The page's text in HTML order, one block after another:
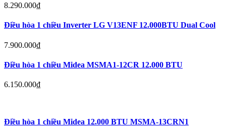
8.290.000₫
Điều hòa 1 chiều Inverter LG V13ENF 12.000BTU Dual Cool
7.900.000₫
Điều hòa 1 chiều Midea MSMA1-12CR 12.000 BTU
6.150.000₫
Điều hòa 1 chiều Midea 12.000 BTU MSMA-13CRN1